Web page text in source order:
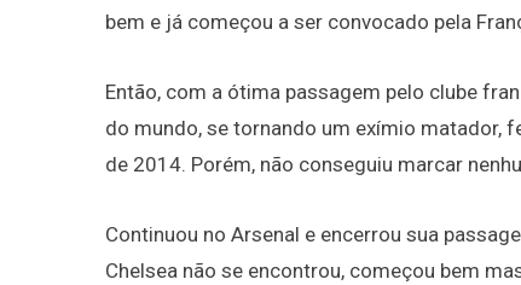
bem e já começou a ser convocado pela
Então, com a ótima passagem pelo clube
do mundo, se tornando um exímio matador,
de 2014. Porém, não conseguiu marcar
Continuou no Arsenal e encerrou sua
Chelsea não se encontrou, começou bem